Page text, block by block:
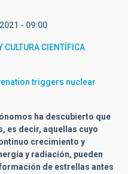
- 09:00
CULTURA CIENTÍFICA
triggers nuclear
ha descubierto que
es decir, aquellas cuyo
crecimiento y
y radiación, pueden
de estrellas antes